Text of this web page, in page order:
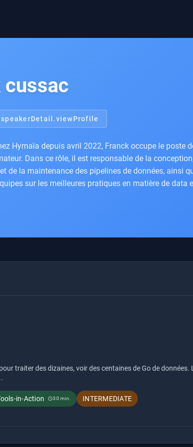
speakerDetail.viewProfile
Hymaïa depuis avril 2022, Franck occupe le poste
Dans ce rôle, il est responsable de la
de la maintenance des pipelines de données, ainsi
sur les meilleures pratiques en matière de data
traiter des dizaines, voir des centaines de Go de données.
in-Action schedule30 min. INTERMEDIATE